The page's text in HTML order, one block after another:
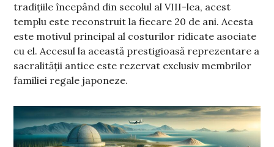
tradițiile începând din secolul al VIII-lea, acest
templu este reconstruit la fiecare 20 de ani. Acesta
este motivul principal al costurilor ridicate asociate
cu el. Accesul la această prestigioasă reprezentare a
sacralității antice este rezervat exclusiv membrilor
familiei regale japoneze.